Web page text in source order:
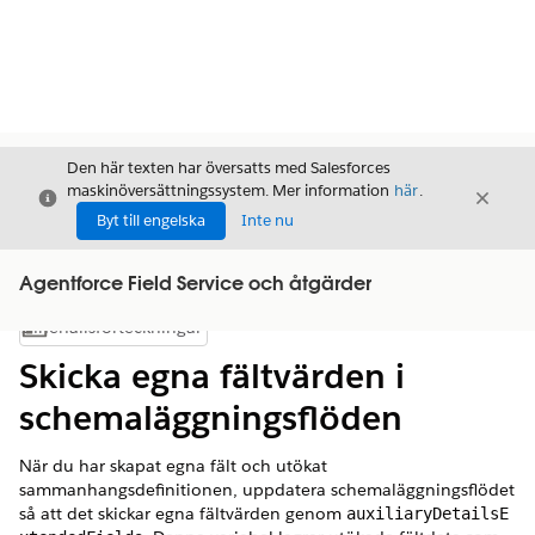
Stäng
Den här texten har översatts med Salesforces
maskinöversättningssystem. Mer information här.
Byt till engelska
Inte nu
Stäng
Agentforce Field Service och åtgärder
Visa innehållsförteckning
Innehållsförteckningar
Skicka egna fältvärden i
schemaläggningsflöden
När du har skapat egna fält och utökat
sammanhangsdefinitionen, uppdatera schemaläggningsflödet
så att det skickar egna fältvärden genom auxiliaryDetailsE